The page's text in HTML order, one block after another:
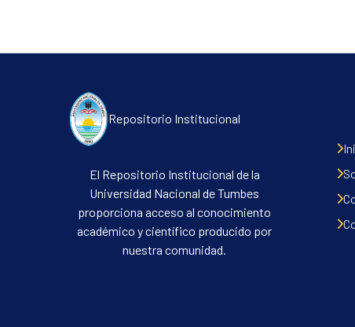
Repositorio Institucional
El Repositorio Institucional de la
Universidad Nacional de Tumbes
proporciona acceso al conocimiento
académico y científico producido por
nuestra comunidad.